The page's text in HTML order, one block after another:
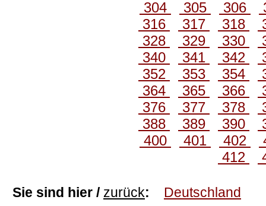
304
305 306
316
317 318
328
329 330
340
341 342
352
353 354
364
365 366
376
377 378
388
389 390
400
401 402
412
Sie sind hier / zurück: Deutschland